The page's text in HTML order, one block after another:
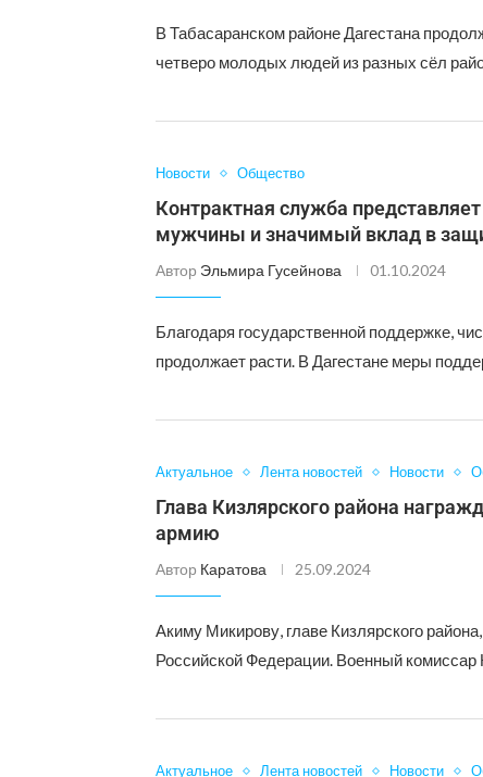
В Табасаранском районе Дагестана
четверо молодых людей из разных сёл
Новости Общество
Контрактная служба
мужчины и значимый вклад в
Автор Эльмира Гусейнова 01.10.2024
Благодаря государственной поддержке,
продолжает расти. В Дагестане меры
Актуальное Лента новостей Новости
Глава Кизлярского района
армию
Автор Каратова 25.09.2024
Акиму Микирову, главе Кизлярского
Российской Федерации. Военный
Актуальное Лента новостей Новости